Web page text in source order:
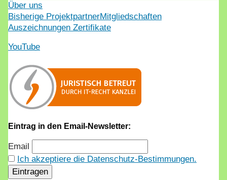
Über uns
Bisherige ProjektpartnerMitgliedschaften
Auszeichnungen Zertifikate
YouTube
Eintrag in den Email-Newsletter:
Email
Ich akzeptiere die Datenschutz-Bestimmungen.